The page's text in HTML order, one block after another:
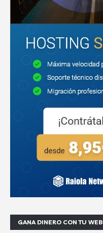
GANA DINERO CON TU WEB